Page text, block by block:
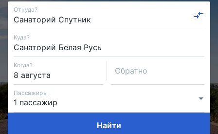
Откуда?
Куда?
Когда?
Обратно
Пассажиры
Найти